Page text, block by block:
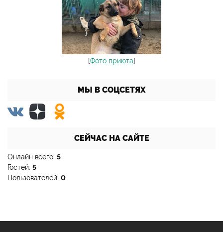
[Фото приюта]
МЫ В СОЦСЕТЯХ
СЕЙЧАС НА САЙТЕ
Онлайн всего: 5
Гостей: 5
Пользователей: 0